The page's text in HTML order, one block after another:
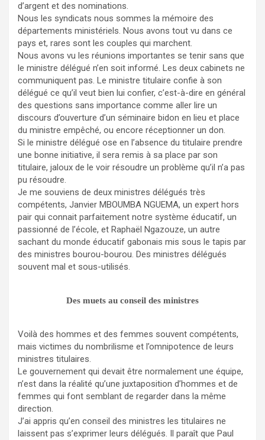
d’argent et des nominations.
Nous les syndicats nous sommes la mémoire des
départements ministériels. Nous avons tout vu dans ce
pays et, rares sont les couples qui marchent.
Nous avons vu les réunions importantes se tenir sans que
le ministre délégué n’en soit informé. Les deux cabinets ne
communiquent pas. Le ministre titulaire confie à son
délégué ce qu’il veut bien lui confier, c’est-à-dire en général
des questions sans importance comme aller lire un
discours d’ouverture d’un séminaire bidon en lieu et place
du ministre empêché, ou encore réceptionner un don.
Si le ministre délégué ose en l’absence du titulaire prendre
une bonne initiative, il sera remis à sa place par son
titulaire, jaloux de le voir résoudre un problème qu’il n’a pas
pu résoudre.
Je me souviens de deux ministres délégués très
compétents, Janvier MBOUMBA NGUEMA, un expert hors
pair qui connait parfaitement notre système éducatif, un
passionné de l’école, et Raphaël Ngazouze, un autre
sachant du monde éducatif gabonais mis sous le tapis par
des ministres bourou-bourou. Des ministres délégués
souvent mal et sous-utilisés.
Des muets au conseil des ministres
Voilà des hommes et des femmes souvent compétents,
mais victimes du nombrilisme et l’omnipotence de leurs
ministres titulaires.
Le gouvernement qui devait être normalement une équipe,
n’est dans la réalité qu’une juxtaposition d’hommes et de
femmes qui font semblant de regarder dans la même
direction.
J’ai appris qu’en conseil des ministres les titulaires ne
laissent pas s’exprimer leurs délégués. Il paraît que Paul